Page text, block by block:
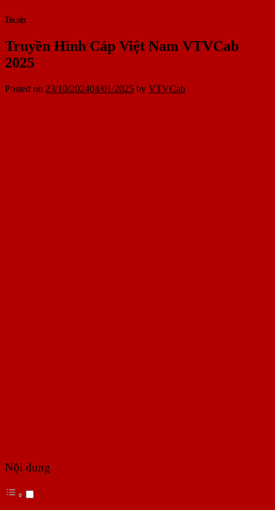
Tin tức
Truyền Hình Cáp Việt Nam VTVCab
2025
Posted on 23/10/202404/01/2025 by VTVCab
Nội dung